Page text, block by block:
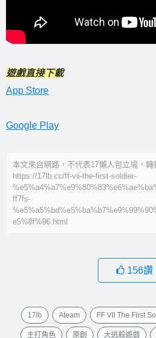
遊戲直接下載
App Store
Google Play
本文來自網路，不代表17懶人包立場，轉
https://17lb.cc/ff-vii-the-first-soldier-
ff7fs-
e5%8f%96.html
156讚
17lb Ateam FF VII The First
主打角色 原創 大逃殺遊戲